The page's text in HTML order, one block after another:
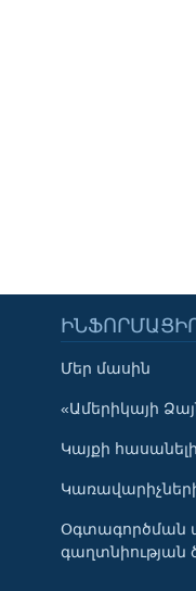
Learning English
ՀԵՏԵՒԵՔ ՄԵԶ
Լեզուներ
Մեր մասին
«Ամերիկայի
Կայքի
Օգտագործման
գաղտնիության